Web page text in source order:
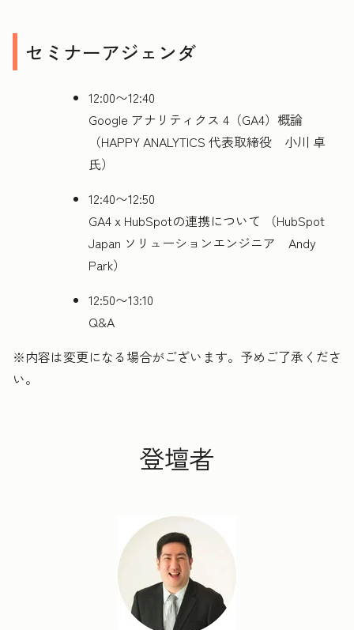
セミナーアジェンダ
12:00〜12:40
Google アナリティクス 4（GA4）概論
（HAPPY ANALYTICS 代表取締役 小川 卓
氏）
12:40〜12:50
GA4 x HubSpotの連携について （HubSpot
Japan ソリューションエンジニア Andy
Park）
12:50〜13:10
Q&A
※内容は変更になる場合がございます。予めご了承くださ
い。
登壇者